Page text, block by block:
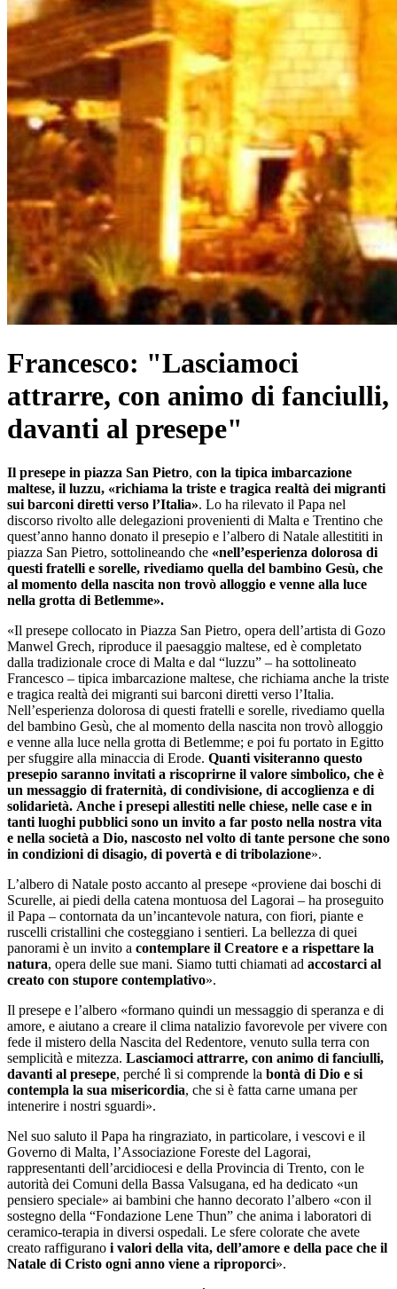
Francesco: "Lasciamoci
attrarre, con animo di fanciulli,
davanti al presepe"
Il presepe in piazza San Pietro, con la tipica imbarcazione
maltese, il luzzu, «richiama la triste e tragica realtà dei migranti
sui barconi diretti verso l’Italia». Lo ha rilevato il Papa nel
discorso rivolto alle delegazioni provenienti di Malta e Trentino che
quest’anno hanno donato il presepio e l’albero di Natale allestititi in
piazza San Pietro, sottolineando che «nell’esperienza dolorosa di
questi fratelli e sorelle, rivediamo quella del bambino Gesù, che
al momento della nascita non trovò alloggio e venne alla luce
nella grotta di Betlemme».
«Il presepe collocato in Piazza San Pietro, opera dell’artista di Gozo
Manwel Grech, riproduce il paesaggio maltese, ed è completato
dalla tradizionale croce di Malta e dal “luzzu” – ha sottolineato
Francesco – tipica imbarcazione maltese, che richiama anche la triste
e tragica realtà dei migranti sui barconi diretti verso l’Italia.
Nell’esperienza dolorosa di questi fratelli e sorelle, rivediamo quella
del bambino Gesù, che al momento della nascita non trovò alloggio
e venne alla luce nella grotta di Betlemme; e poi fu portato in Egitto
per sfuggire alla minaccia di Erode. Quanti visiteranno questo
presepio saranno invitati a riscoprirne il valore simbolico, che è
un messaggio di fraternità, di condivisione, di accoglienza e di
solidarietà. Anche i presepi allestiti nelle chiese, nelle case e in
tanti luoghi pubblici sono un invito a far posto nella nostra vita
e nella società a Dio, nascosto nel volto di tante persone che sono
in condizioni di disagio, di povertà e di tribolazione».
L’albero di Natale posto accanto al presepe «proviene dai boschi di
Scurelle, ai piedi della catena montuosa del Lagorai – ha proseguito
il Papa – contornata da un’incantevole natura, con fiori, piante e
ruscelli cristallini che costeggiano i sentieri. La bellezza di quei
panorami è un invito a contemplare il Creatore e a rispettare la
natura, opera delle sue mani. Siamo tutti chiamati ad accostarci al
creato con stupore contemplativo».
Il presepe e l’albero «formano quindi un messaggio di speranza e di
amore, e aiutano a creare il clima natalizio favorevole per vivere con
fede il mistero della Nascita del Redentore, venuto sulla terra con
semplicità e mitezza. Lasciamoci attrarre, con animo di fanciulli,
davanti al presepe, perché lì si comprende la bontà di Dio e si
contempla la sua misericordia, che si è fatta carne umana per
intenerire i nostri sguardi».
Nel suo saluto il Papa ha ringraziato, in particolare, i vescovi e il
Governo di Malta, l’Associazione Foreste del Lagorai,
rappresentanti dell’arcidiocesi e della Provincia di Trento, con le
autorità dei Comuni della Bassa Valsugana, ed ha dedicato «un
pensiero speciale» ai bambini che hanno decorato l’albero «con il
sostegno della “Fondazione Lene Thun” che anima i laboratori di
ceramico-terapia in diversi ospedali. Le sfere colorate che avete
creato raffigurano i valori della vita, dell’amore e della pace che il
Natale di Cristo ogni anno viene a riproporci».